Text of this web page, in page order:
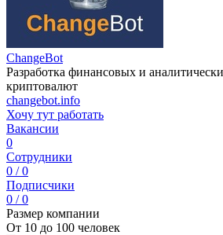
ChangeBot
Разработка финансовых и
криптовалют
changebot.info
Хочу тут работать
Вакансии
0
Сотрудники
0 / 0
Подписчики
0 / 0
Размер компании
От 10 до 100 человек